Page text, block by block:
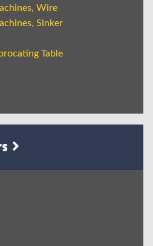
Wire
Sinker
Table